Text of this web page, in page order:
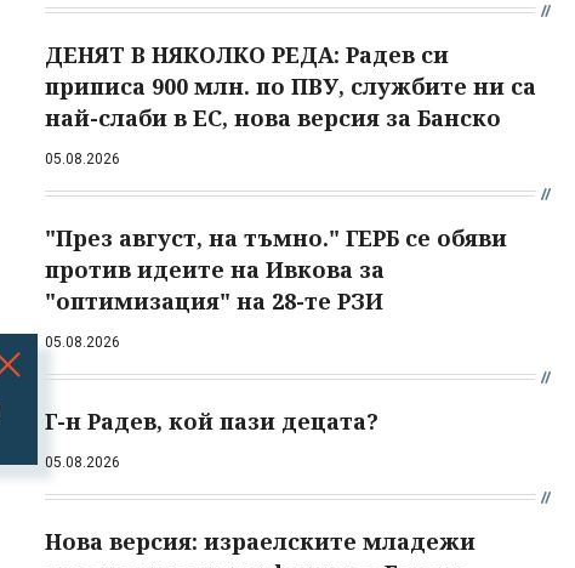
ДЕНЯТ В НЯКОЛКО РЕДА: Радев си
приписа 900 млн. по ПВУ, службите ни са
най-слаби в ЕС, нова версия за Банско
05.08.2026
"През август, на тъмно." ГЕРБ се обяви
против идеите на Ивкова за
"оптимизация" на 28-те РЗИ
05.08.2026
Г-н Радев, кой пази децата?
05.08.2026
Нова версия: израелските младежи